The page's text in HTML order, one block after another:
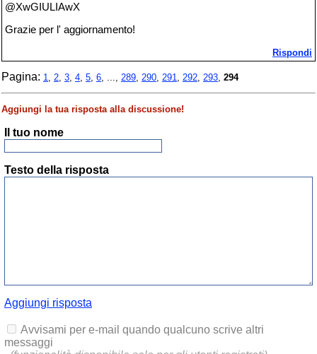
@XwGIULIAwX
Grazie per l' aggiornamento!
Rispondi
Pagina: 1 2 3 4 5 6 289 290 291 292 293 294
Aggiungi la tua risposta alla discussione!
Il tuo nome
Testo della risposta
Aggiungi risposta
Avvisami per e-mail quando qualcuno scrive altri
messaggi